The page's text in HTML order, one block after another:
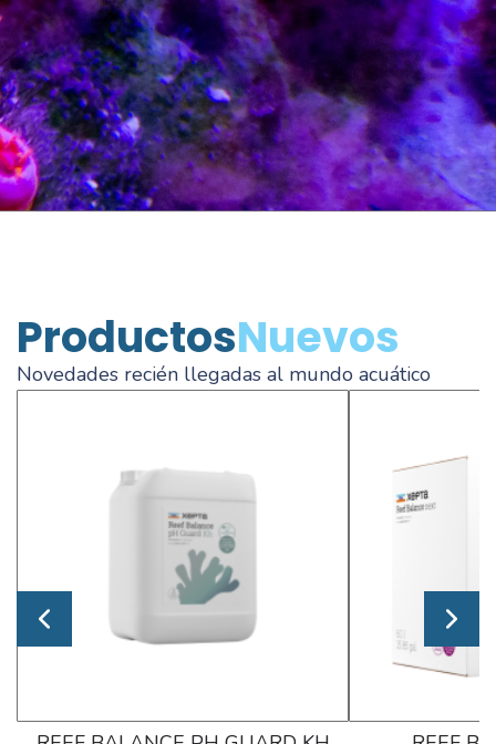
ProductosNuevos
Novedades recién llegadas al mundo acuático